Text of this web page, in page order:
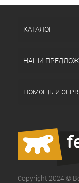
КАТАЛОГ
НАШИ
ПОМОЩЬ И
Copyright 2024 ©